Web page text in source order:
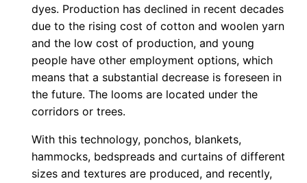
dyes. Production has declined in recent decades
due to the rising cost of cotton and woolen yarn
and the low cost of production, and young
people have other employment options, which
means that a substantial decrease is foreseen in
the future. The looms are located under the
corridors or trees.
With this technology, ponchos, blankets,
hammocks, bedspreads and curtains of different
sizes and textures are produced, and recently,